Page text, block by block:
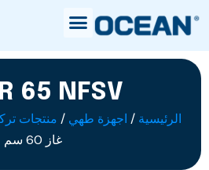
65 NFSV
الرئيسية / اجهزة طهي / منتجات
غاز 60 سم